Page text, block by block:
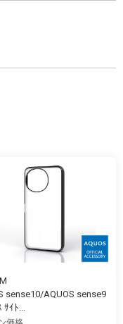
sense10/AQUOS sense9
ｻｲﾄ...